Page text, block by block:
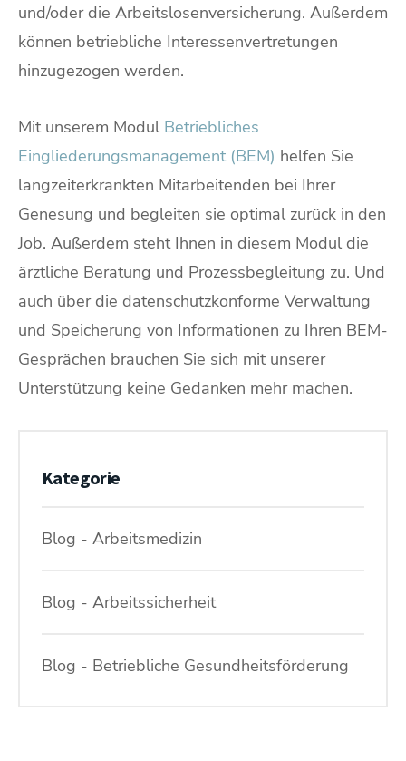
und/oder die Arbeitslosenversicherung. Außerdem
können betriebliche Interessenvertretungen
hinzugezogen werden.
Mit unserem Modul Betriebliches
Eingliederungsmanagement (BEM) helfen Sie
langzeiterkrankten Mitarbeitenden bei Ihrer
Genesung und begleiten sie optimal zurück in den
Job. Außerdem steht Ihnen in diesem Modul die
ärztliche Beratung und Prozessbegleitung zu. Und
auch über die datenschutzkonforme Verwaltung
und Speicherung von Informationen zu Ihren BEM-
Gesprächen brauchen Sie sich mit unserer
Unterstützung keine Gedanken mehr machen.
Kategorie
Blog - Arbeitsmedizin
Blog - Arbeitssicherheit
Blog - Betriebliche Gesundheitsförderung